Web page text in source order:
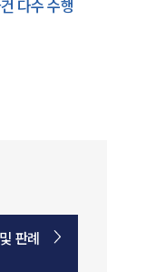
다수 수행
판례